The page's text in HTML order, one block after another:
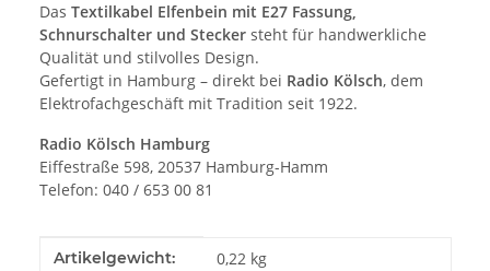
Das Textilkabel Elfenbein mit E27 Fassung,
Schnurschalter und Stecker steht für handwerkliche
Qualität und stilvolles Design.
Gefertigt in Hamburg – direkt bei Radio Kölsch, dem
Elektrofachgeschäft mit Tradition seit 1922.
Radio Kölsch Hamburg
Eiffestraße 598, 20537 Hamburg-Hamm
Telefon: 040 / 653 00 81
Produkteigenschaft
Wert
Artikelgewicht: 0,22 kg